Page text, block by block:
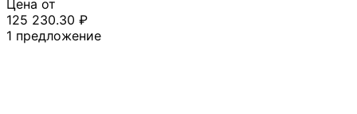
Цена от
125 230.30 ₽
1 предложение